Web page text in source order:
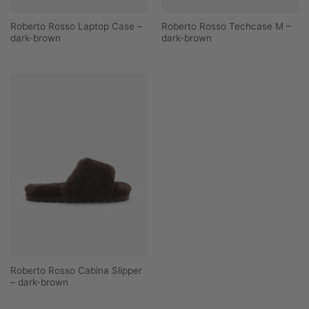
Roberto Rosso Laptop Case –
dark-brown
Roberto Rosso Techcase M –
dark-brown
Roberto Rosso Cabina Slipper
– dark-brown